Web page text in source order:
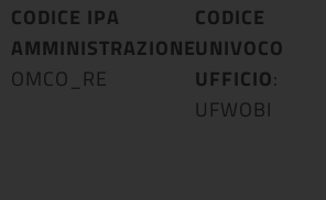
CODICE IPA
AMMINISTRAZIONE:
OMCO_RE
CODICE
UNIVOCO
UFFICIO:
UFWOBI